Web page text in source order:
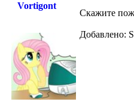
Vortigont
Скажите
Добавлено: